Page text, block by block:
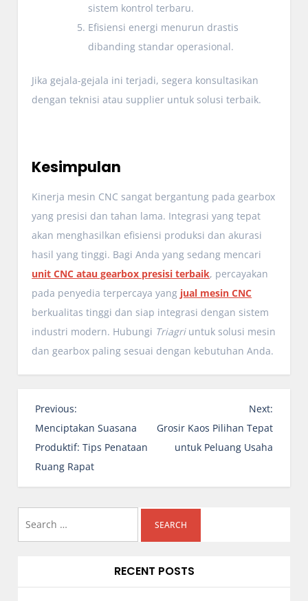
sistem kontrol terbaru.
Efisiensi energi menurun drastis
dibanding standar operasional.
Jika gejala-gejala ini terjadi, segera konsultasikan
dengan teknisi atau supplier untuk solusi terbaik.
Kesimpulan
Kinerja mesin CNC sangat bergantung pada gearbox
yang presisi dan tahan lama. Integrasi yang tepat
akan menghasilkan efisiensi produksi dan akurasi
hasil yang tinggi. Bagi Anda yang sedang mencari
unit CNC atau gearbox presisi terbaik, percayakan
pada penyedia terpercaya yang jual mesin CNC
berkualitas tinggi dan siap integrasi dengan sistem
industri modern. Hubungi Triagriuntuk solusi mesin
dan gearbox paling sesuai dengan kebutuhan Anda.
P
o
s
t
n
v
i
Previous:
Menciptakan Suasana
Produktif: Tips Penataan
Ruang Rapat
Next:
Grosir Kaos Pilihan Tepat
untuk Peluang Usaha
RECENT POSTS